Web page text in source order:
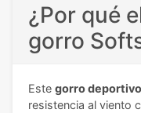
¿Por qué
gorro
Este gorro
resistencia al viento